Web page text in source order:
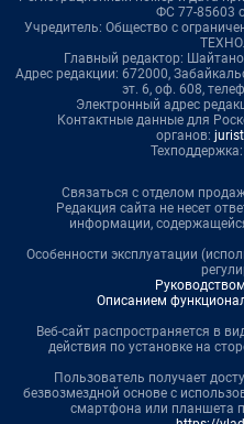
ФС 77-85603
Учредитель: Общество с
Главный редактор:
Адрес редакции: 672000,
эт. 6, оф. 608,
Электронный адрес
Контактные данные для
органов:
Техподдержка:
Связаться с отделом
Редакция сайта не несет
информации,
Особенности эксплуатации
Описанием
Веб-сайт распространяется в
действия по установке на
Пользователь получает
безвозмездной основе с
смартфона или планшета